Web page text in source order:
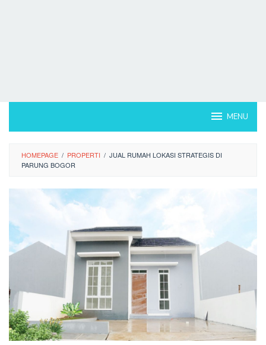
MENU
HOMEPAGE / PROPERTI / JUAL RUMAH LOKASI STRATEGIS DI
PARUNG BOGOR